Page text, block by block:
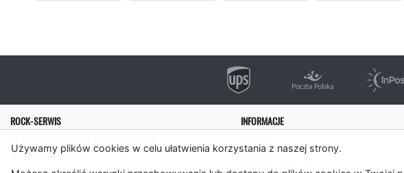
Używamy plików cookies w celu ułatwienia korzystania z naszej strony.
ROCK-SERWIS
31-543 Kraków
INFORMACJE
Pomoc
Polityka cookies